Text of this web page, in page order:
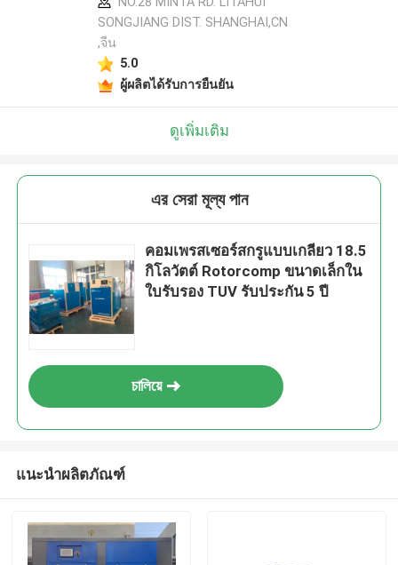
SONGJIANG DIST. SHANGHAI,CN
,จีน
5.0
ผู้ผลิตได้รับการยืนยัน
ดูเพิ่มเติม
এর সেরা মূল্য পান
คอมเพรสเซอร์สกรูแบบเกลียว 18.5
กิโลวัตต์ Rotorcomp ขนาดเล็กใน
ใบรับรอง TUV รับประกัน 5 ปี
চালিয়ে
แนะนำผลิตภัณฑ์